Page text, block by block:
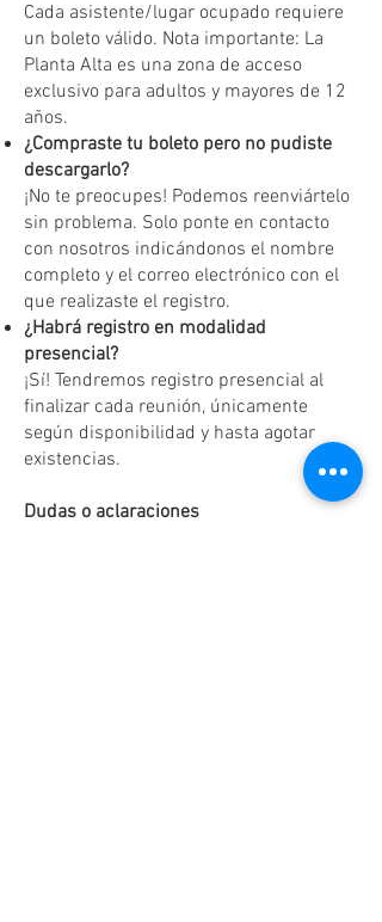
Cada asistente/lugar ocupado requiere
un boleto válido. Nota importante: La
Planta Alta es una zona de acceso
exclusivo para adultos y mayores de 12
años.
¿Compraste tu boleto pero no pudiste
descargarlo?
¡No te preocupes! Podemos reenviártelo
sin problema. Solo ponte en contacto
con nosotros indicándonos el nombre
completo y el correo electrónico con el
que realizaste el registro.
¿Habrá registro en modalidad
presencial?
¡Sí! Tendremos registro presencial al
finalizar cada reunión, únicamente
según disponibilidad y hasta agotar
existencias.
Dudas o aclaraciones